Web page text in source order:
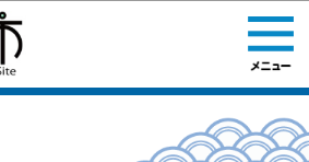
ページの本文へ移動